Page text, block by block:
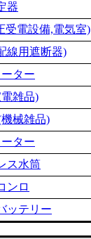
器
受電設備,電気室)
線用遮断器)
ター
雑品)
械雑品)
ター
ス水筒
ンロ
ッテリー